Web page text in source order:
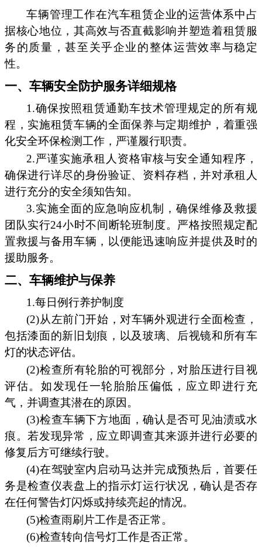
车辆管理工作在汽车租赁企业的运营体系中占
据核心地位，其高效与否直截影响并塑造着租赁服
务的质量，甚至关乎企业的整体运营效率与稳定
性。
一、车辆安全防护服务详细规格
1.确保按照租赁通勤车技术管理规定的所有规
程，实施租赁车辆的全面保养与定期维护，着重强
化安全环保检测工作，严谨履行职责。
2.严谨实施承租人资格审核与安全通知程序，
确保进行详尽的身份验证、资料存档，并对承租人
进行充分的安全须知告知。
3.实施全面的应急响应机制，确保维修及救援
团队实行24小时不间断轮班制度。严格按照规定配
置救援与备用车辆，以便能迅速响应并提供及时的
援助服务。
二、车辆维护与保养
1.每日例行养护制度
(2)从左前门开始，对车辆外观进行全面检查，
包括漆面的新旧划痕，以及玻璃、后视镜和所有车
灯的状态评估。
(2)检查所有轮胎的可视部分，对胎压进行目视
评估。如发现任一轮胎胎压偏低，应立即进行充
气，并调查其潜在的原因。
(3)检查车辆下方地面，确认是否可见油渍或水
痕。若发现异常，应立即调查其来源并进行必要的
修复后方可继续行驶。
(4)在驾驶室内启动马达并完成预热后，首要任
务是检查仪表盘上的指示灯运行状况，确认是否存
在任何警告灯闪烁或持续亮起的情况。
(5)检查雨刷片工作是否正常。
(6)检查转向信号灯工作是否正常。